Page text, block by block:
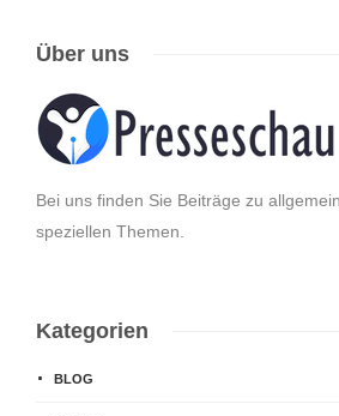
Über uns
Bei uns finden Sie Beiträge zu
speziellen Themen.
Kategorien
BLOG